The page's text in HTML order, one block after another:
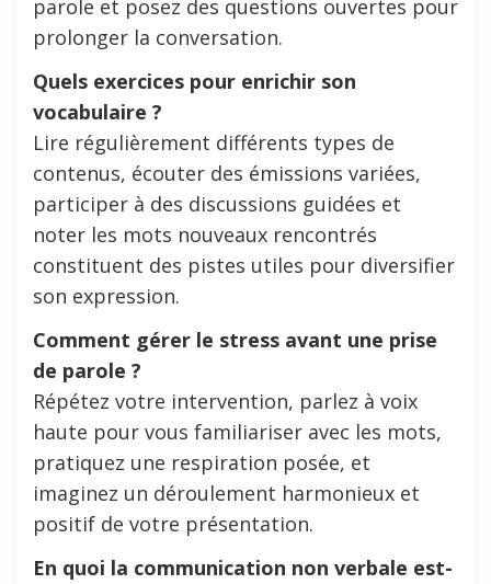
parole et posez des questions ouvertes pour
prolonger la conversation.
Quels exercices pour enrichir son
vocabulaire ?
Lire régulièrement différents types de
contenus, écouter des émissions variées,
participer à des discussions guidées et
noter les mots nouveaux rencontrés
constituent des pistes utiles pour diversifier
son expression.
Comment gérer le stress avant une prise
de parole ?
Répétez votre intervention, parlez à voix
haute pour vous familiariser avec les mots,
pratiquez une respiration posée, et
imaginez un déroulement harmonieux et
positif de votre présentation.
En quoi la communication non verbale est-